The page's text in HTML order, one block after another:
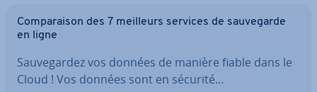
Com­pa­rai­son des 7 meilleurs services de sau­ve­garde
en ligne
Sau­ve­gar­dez vos données de manière fiable dans le
Cloud ! Vos données sont en sécurité…